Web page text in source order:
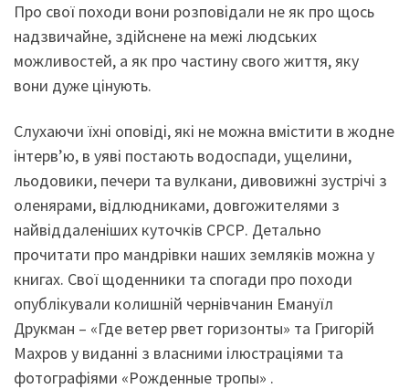
Про свої походи вони розповідали не як про щось
надзвичайне, здійснене на межі людських
можливостей, а як про частину свого життя, яку
вони дуже цінують.
Слухаючи їхні оповіді, які не можна вмістити в жодне
інтерв’ю, в уяві постають водоспади, ущелини,
льодовики, печери та вулкани, дивовижні зустрічі з
оленярами, відлюдниками, довгожителями з
найвіддаленіших куточків СРСР. Детально
прочитати про мандрівки наших земляків можна у
книгах. Свої щоденники та спогади про походи
опублікували колишній чернівчанин Емануїл
Друкман – «Где ветер рвет горизонты» та Григорій
Махров у виданні з власними ілюстраціями та
фотографіями «Рожденные тропы» .